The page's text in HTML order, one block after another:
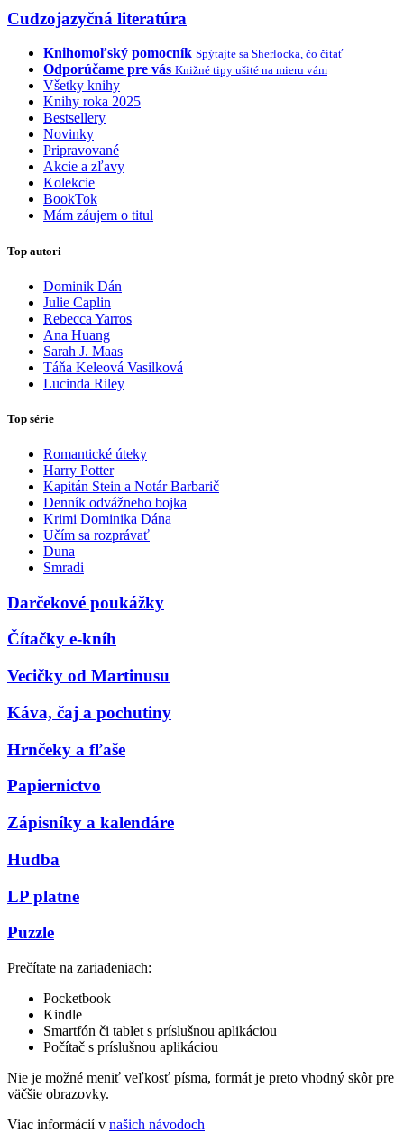
Cudzojazyčná literatúra
Knihomoľský pomocník Spýtajte sa Sherlocka, čo čítať
Odporúčame pre vás Knižné tipy ušité na mieru vám
Všetky knihy
Knihy roka 2025
Bestsellery
Novinky
Pripravované
Akcie a zľavy
Kolekcie
BookTok
Mám záujem o titul
Top autori
Dominik Dán
Julie Caplin
Rebecca Yarros
Ana Huang
Sarah J. Maas
Táňa Keleová Vasilková
Lucinda Riley
Top série
Romantické úteky
Harry Potter
Kapitán Stein a Notár Barbarič
Denník odvážneho bojka
Krimi Dominika Dána
Učím sa rozprávať
Duna
Smradi
Darčekové poukážky
Čítačky e-kníh
Vecičky od Martinusu
Káva, čaj a pochutiny
Hrnčeky a fľaše
Papiernictvo
Zápisníky a kalendáre
Hudba
LP platne
Puzzle
Prečítate na zariadeniach:
Pocketbook
Kindle
Smartfón či tablet s príslušnou aplikáciou
Počítač s príslušnou aplikáciou
Nie je možné meniť veľkosť písma, formát je preto vhodný skôr pre
väčšie obrazovky.
Viac informácií v našich návodoch